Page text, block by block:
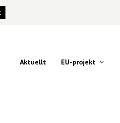
Aktuellt EU-projekt